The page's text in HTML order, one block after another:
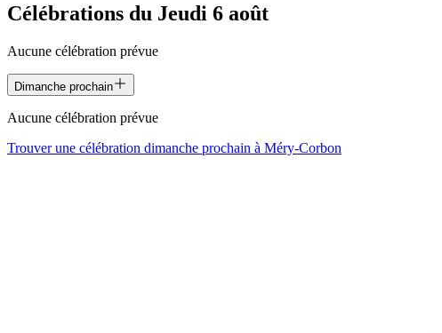
Célébrations du Jeudi 6 août
Aucune célébration prévue
Dimanche prochain
Aucune célébration prévue
Trouver une célébration dimanche prochain à Méry-Corbon